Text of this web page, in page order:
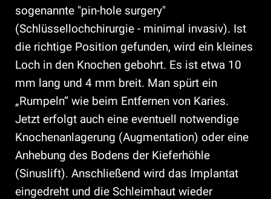
sogenannte "pin-hole surgery"
(Schlüssellochchirurgie - minimal invasiv). Ist
die richtige Position gefunden, wird ein kleines
Loch in den Knochen gebohrt. Es ist etwa 10
mm lang und 4 mm breit. Man spürt ein
„Rumpeln“ wie beim Entfernen von Karies.
Jetzt erfolgt auch eine eventuell notwendige
Knochenanlagerung (Augmentation) oder eine
Anhebung des Bodens der Kieferhöhle
(Sinuslift). Anschließend wird das Implantat
eingedreht und die Schleimhaut wieder